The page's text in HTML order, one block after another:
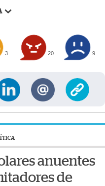
3 20 9
anuentes
de